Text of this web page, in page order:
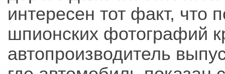
интересен тот факт, что
шпионских фотографий
автопроизводитель